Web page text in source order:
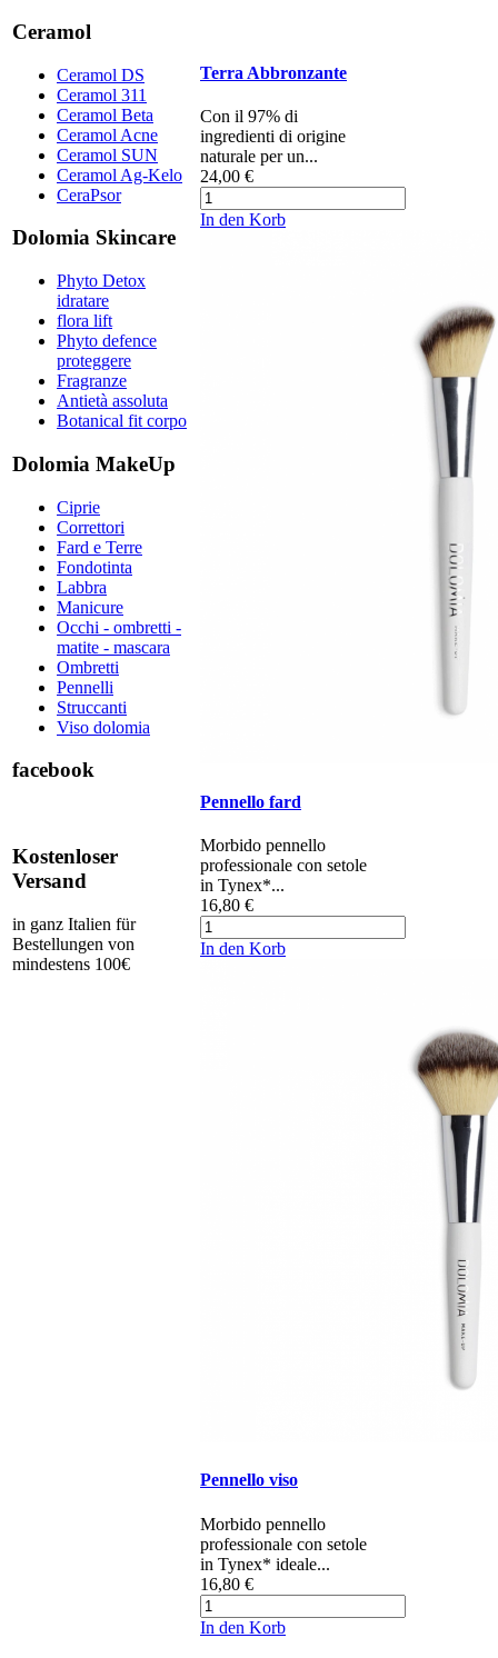
Ceramol
Ceramol DS
Ceramol 311
Ceramol Beta
Ceramol Acne
Ceramol SUN
Ceramol Ag-Kelo
CeraPsor
Dolomia Skincare
Phyto Detox
idratare
flora lift
Phyto defence
proteggere
Fragranze
Antietà assoluta
Botanical fit corpo
Dolomia MakeUp
Ciprie
Correttori
Fard e Terre
Fondotinta
Labbra
Manicure
Occhi - ombretti -
matite - mascara
Ombretti
Pennelli
Struccanti
Viso dolomia
facebook
Kostenloser
Versand
in ganz Italien für
Bestellungen von
mindestens 100€
Terra Abbronzante
Con il 97% di
ingredienti di origine
naturale per un...
24,00 €
In den Korb
Pennello fard
Morbido pennello
professionale con setole
in Tynex*...
16,80 €
In den Korb
Pennello viso
Morbido pennello
professionale con setole
in Tynex* ideale...
16,80 €
In den Korb